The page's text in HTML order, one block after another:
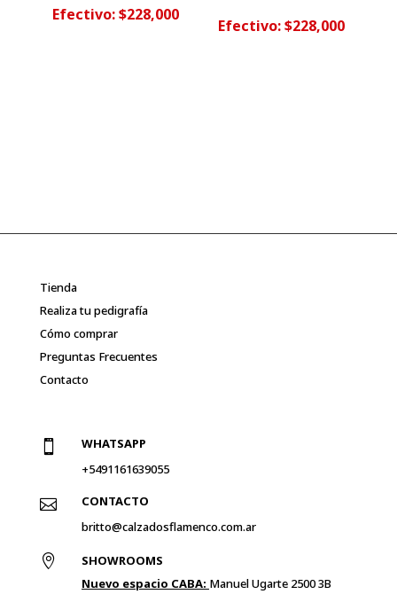
Efectivo: $228,000
Efectivo: $228,000
Tienda
Realiza tu pedigrafía
Cómo comprar
Preguntas Frecuentes
Contacto

WHATSAPP
+5491161639055

CONTACTO
britto@calzadosflamenco.com.ar

SHOWROOMS
Nuevo espacio CABA: Manuel Ugarte 2500 3B